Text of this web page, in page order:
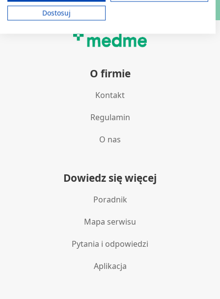
O firmie
Kontakt
Regulamin
O nas
Dowiedz się więcej
Poradnik
Mapa serwisu
Pytania i odpowiedzi
Aplikacja
Twoja zgoda i polityka cookie dotyczą wyłącznie tej witryny/aplikacji.
Wyświetl listę partnerów (11 dostawców IAB)
Tworzenie profili w celu
spersonalizowanych reklam
Wykorzystanie profili do wyboru
Tworzenie profili w celu personalizacji treści
spersonalizowanych treści
Pomiar efektywności reklam
Pomiar efektywności treści
Rozumienie odbiorców dzięki statystyce lub
kombinacji danych z różnych źródeł
Dostosuj